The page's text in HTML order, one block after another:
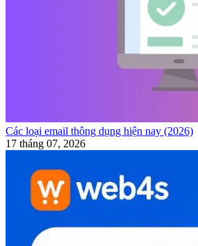
Các loại email thông dụng hiện nay (2026)
17 tháng 07, 2026